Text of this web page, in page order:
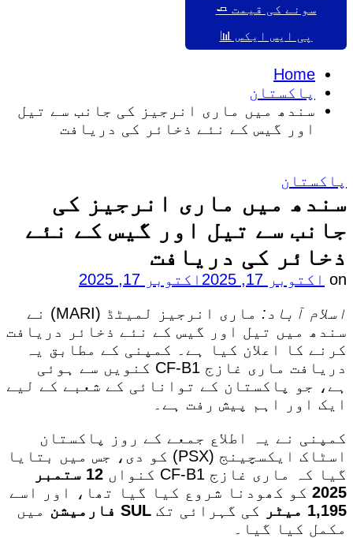
سونے کی قیمت 🧈
پی ایس ایکس 📊
Home
پاکستان
سندھ میں ماری انرجیز کی جانب سے تیل
اور گیس کے نئے ذخائر کی دریافت
Posted
پاکستان
سندھ میں ماری انرجیز کی
جانب سے تیل اور گیس کے نئے
ذخائر کی دریافت
on اکتوبر 17, 2025
اکتوبر 17, 2025
اسلام آباد:
ماری انرجیز لمیٹڈ (MARI) نے
سندھ میں تیل اور گیس کے نئے ذخائر دریافت
کرنے کا اعلان کیا ہے۔ کمپنی کے مطابق یہ
دریافت ماری غازج CF-B1 کنویں سے ہوئی
ہے، جو پاکستان کے توانائی کے شعبے کے لیے
ایک اور اہم پیش رفت ہے۔
کمپنی نے یہ اطلاع جمعے کے روز پاکستان
اسٹاک ایکسچینج (PSX) کو دی، جس میں بتایا
گیا کہ ماری غازج CF-B1 کنواں
12 ستمبر
2025 کو کھودنا شروع کیا گیا تھا، اور اسے
1,195 میٹر
کی گہرائی تک SUL فارمیشن
میں
مکمل کیا گیا۔